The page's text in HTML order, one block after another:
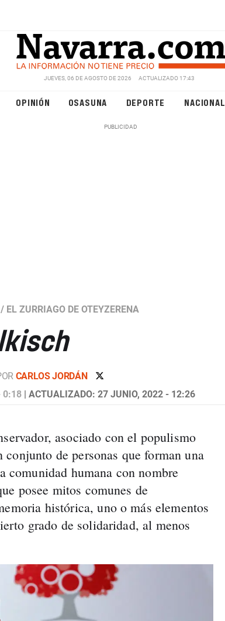
JUEVES, 06 DE AGOSTO DE 2026 ACTUALIZADO 17:43
OPINIÓN OSASUNA DEPORTE NACIONAL
/ EL ZURRIAGO DE OTEYZERENA
CARLOS JORDÁN
0:18 | ACTUALIZADO: 27 JUNIO, 2022 - 12:26
asociado con el populismo
de personas que forman una
humana con nombre
posee mitos comunes de
histórica, uno o más elementos
grado de solidaridad, al menos